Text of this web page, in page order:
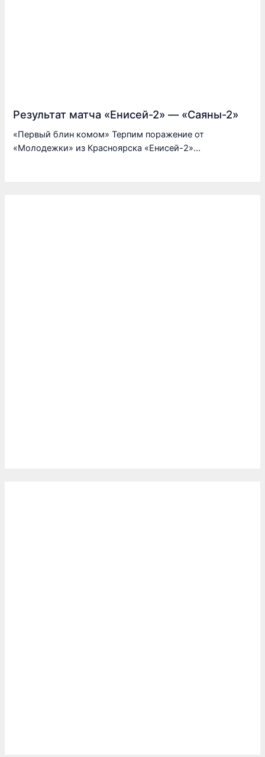
Результат матча «Енисей-2» — «Саяны-2»
«Первый блин комом» Терпим поражение от
«Молодежки» из Красноярска «Енисей-2»…